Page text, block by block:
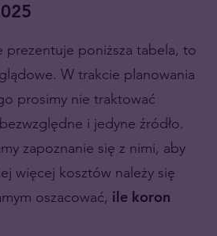
prezentuje poniższa tabela, to
W trakcie planowania
prosimy nie traktować
i jedyne źródło.
zapoznanie się z nimi, aby
więcej kosztów należy się
oszacować, ile koron